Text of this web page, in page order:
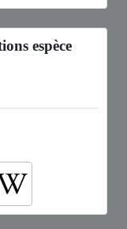
espèce